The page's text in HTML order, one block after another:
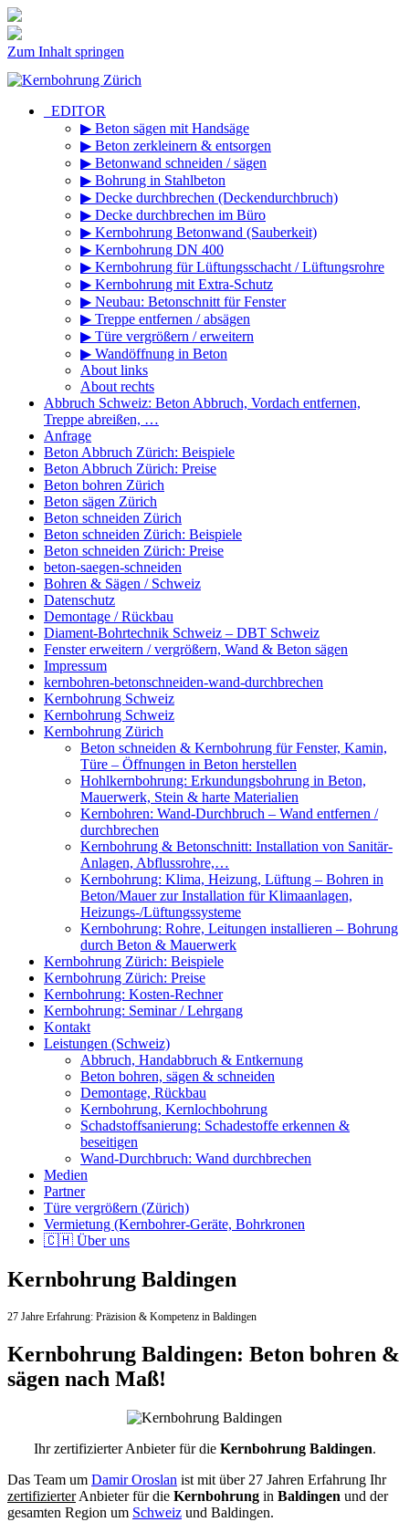
Zum Inhalt springen
_EDITOR
▶ Beton sägen mit Handsäge
▶ Beton zerkleinern & entsorgen
▶ Betonwand schneiden / sägen
▶ Bohrung in Stahlbeton
▶ Decke durchbrechen (Deckendurchbruch)
▶ Decke durchbrechen im Büro
▶ Kernbohrung Betonwand (Sauberkeit)
▶ Kernbohrung DN 400
▶ Kernbohrung für Lüftungsschacht / Lüftungsrohre
▶ Kernbohrung mit Extra-Schutz
▶ Neubau: Betonschnitt für Fenster
▶ Treppe entfernen / absägen
▶ Türe vergrößern / erweitern
▶ Wandöffnung in Beton
About links
About rechts
Abbruch Schweiz: Beton Abbruch, Vordach entfernen,
Treppe abreißen, …
Anfrage
Beton Abbruch Zürich: Beispiele
Beton Abbruch Zürich: Preise
Beton bohren Zürich
Beton sägen Zürich
Beton schneiden Zürich
Beton schneiden Zürich: Beispiele
Beton schneiden Zürich: Preise
beton-saegen-schneiden
Bohren & Sägen / Schweiz
Datenschutz
Demontage / Rückbau
Diament-Bohrtechnik Schweiz – DBT Schweiz
Fenster erweitern / vergrößern, Wand & Beton sägen
Impressum
kernbohren-betonschneiden-wand-durchbrechen
Kernbohrung Schweiz
Kernbohrung Schweiz
Kernbohrung Zürich
Beton schneiden & Kernbohrung für Fenster, Kamin,
Türe – Öffnungen in Beton herstellen
Hohlkernbohrung: Erkundungsbohrung in Beton,
Mauerwerk, Stein & harte Materialien
Kernbohren: Wand-Durchbruch – Wand entfernen /
durchbrechen
Kernbohrung & Betonschnitt: Installation von Sanitär-
Anlagen, Abflussrohre,…
Kernbohrung: Klima, Heizung, Lüftung – Bohren in
Beton/Mauer zur Installation für Klimaanlagen,
Heizungs-/Lüftungssysteme
Kernbohrung: Rohre, Leitungen installieren – Bohrung
durch Beton & Mauerwerk
Kernbohrung Zürich: Beispiele
Kernbohrung Zürich: Preise
Kernbohrung: Kosten-Rechner
Kernbohrung: Seminar / Lehrgang
Kontakt
Leistungen (Schweiz)
Abbruch, Handabbruch & Entkernung
Beton bohren, sägen & schneiden
Demontage, Rückbau
Kernbohrung, Kernlochbohrung
Schadstoffsanierung: Schadestoffe erkennen &
beseitigen
Wand-Durchbruch: Wand durchbrechen
Medien
Partner
Türe vergrößern (Zürich)
Vermietung (Kernbohrer-Geräte, Bohrkronen
🇨🇭 Über uns
Kernbohrung Baldingen
27 Jahre Erfahrung: Präzision & Kompetenz in Baldingen
Kernbohrung Baldingen: Beton bohren &
sägen nach Maß!
Ihr zertifizierter Anbieter für die Kernbohrung Baldingen.
Das Team um Damir Oroslan ist mit über 27 Jahren Erfahrung Ihr
zertifizierterAnbieter für die Kernbohrung in Baldingen und der
gesamten Region um Schweiz und Baldingen.